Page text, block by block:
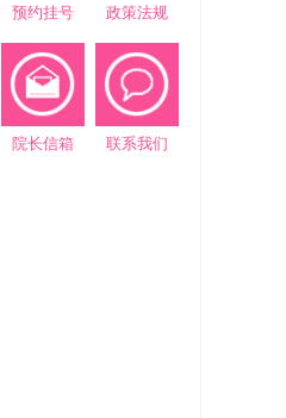
预约挂号 政策法规
院长信箱 联系我们